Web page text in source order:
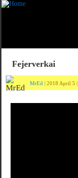
Fejerverkai
MrEd | 2018 April 5 |